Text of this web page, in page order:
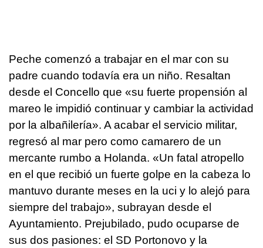
Peche comenzó a trabajar en el mar con su
padre cuando todavía era un niño. Resaltan
desde el Concello que «su fuerte propensión al
mareo le impidió continuar y cambiar la actividad
por la albañilería». A acabar el servicio militar,
regresó al mar pero como camarero de un
mercante rumbo a Holanda. «Un fatal atropello
en el que recibió un fuerte golpe en la cabeza lo
mantuvo durante meses en la uci y lo alejó para
siempre del trabajo», subrayan desde el
Ayuntamiento. Prejubilado, pudo ocuparse de
sus dos pasiones: el SD Portonovo y la